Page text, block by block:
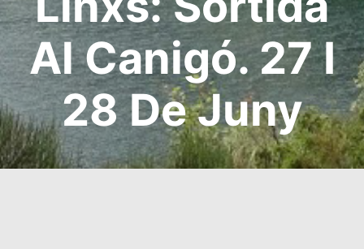
Al Canigó. 27 I
28 De Juny